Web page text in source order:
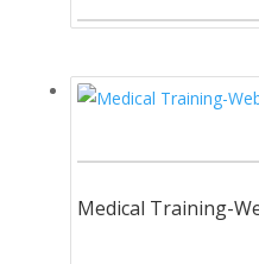
Medical Training-